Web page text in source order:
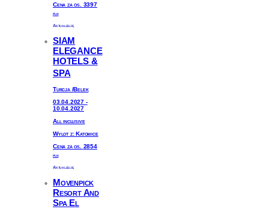
Cena za os. 3397
PLN
Aktualizuję
SIAM
ELEGANCE
HOTELS &
SPA
Turcja/Belek
03.04.2027 -
10.04.2027
All inclusive
Wylot z: Katowice
Cena za os. 2854
PLN
Aktualizuję
Movenpick
Resort And
Spa El